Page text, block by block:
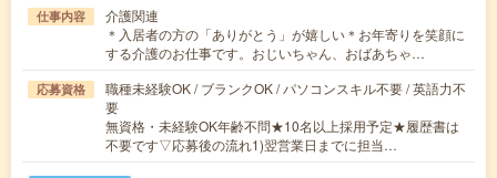
仕事内容
介護関連
＊入居者の方の「ありがとう」が嬉しい＊お年寄りを笑顔に
する介護のお仕事です。おじいちゃん、おばあちゃ…
応募資格
職種未経験OK / ブランクOK / パソコンスキル不要 / 英語力不
要
無資格・未経験OK年齢不問★10名以上採用予定★履歴書は
不要です▽応募後の流れ1)翌営業日までに担当…